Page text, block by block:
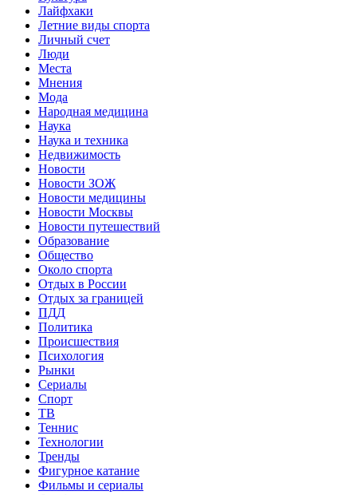
Лайфхаки
Летние виды спорта
Личный счет
Люди
Места
Мнения
Мода
Народная медицина
Наука
Наука и техника
Недвижимость
Новости
Новости ЗОЖ
Новости медицины
Новости Москвы
Новости путешествий
Образование
Общество
Около спорта
Отдых в России
Отдых за границей
ПДД
Политика
Происшествия
Психология
Рынки
Сериалы
Спорт
ТВ
Теннис
Технологии
Тренды
Фигурное катание
Фильмы и сериалы